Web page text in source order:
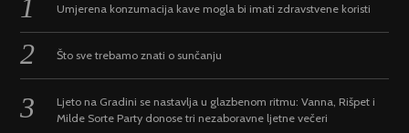
Umjerena konzumacija kave mogla bi imati zdravstvene koristi
Što sve trebamo znati o sunčanju
Ljeto na Gradini se nastavlja u glazbenom ritmu: Vanna, Rišpet i
Milde Sorte Party donose tri nezaboravne ljetne večeri